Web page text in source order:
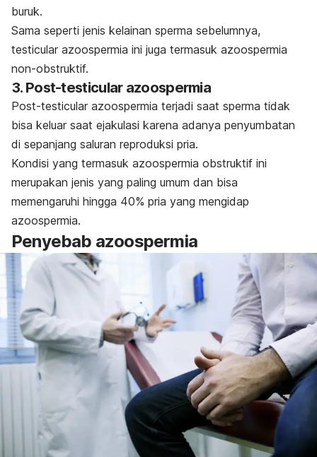
buruk.
Sama seperti jenis kelainan sperma sebelumnya,
testicular azoospermia ini juga termasuk azoospermia
non-obstruktif.
3. Post-testicular azoospermia
Post-testicular azoospermia terjadi saat sperma tidak
bisa keluar saat ejakulasi karena adanya penyumbatan
di sepanjang saluran reproduksi pria.
Kondisi yang termasuk azoospermia obstruktif ini
merupakan jenis yang paling umum dan bisa
memengaruhi hingga 40% pria yang mengidap
azoospermia.
Penyebab azoospermia